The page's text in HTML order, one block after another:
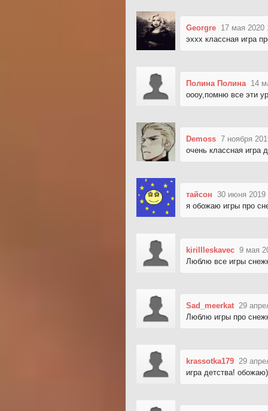
Georgre 17 мая 2020
эххх классная игра
Полина Полина 14
оооу,помню все эти
Demoss 7 ноября
очень классная игра
тайсон 30 июня 2019
я обожаю игры про
kirillleskavec 9 мая
Люблю все игры
Sad_meerkat 29
Люблю игры про
krassotka179 29
игра детства!